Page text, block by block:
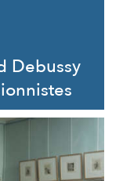
Debussy